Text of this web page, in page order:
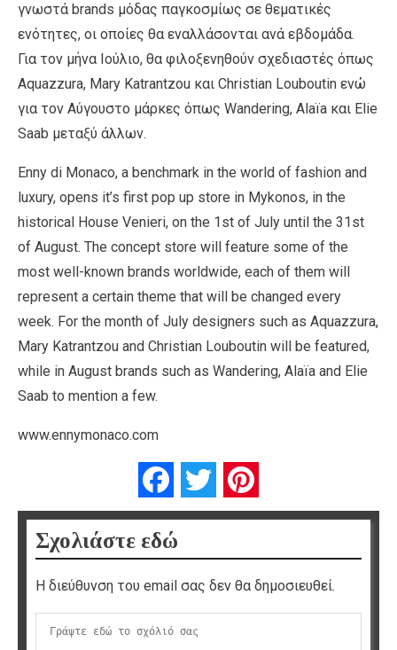
γνωστά brands μόδας παγκοσμίως σε θεματικές
ενότητες, οι οποίες θα εναλλάσονται ανά εβδομάδα.
Για τον μήνα Ιούλιο, θα φιλοξενηθούν σχεδιαστές όπως
Aquazzura, Mary Katrantzou και Christian Louboutin ενώ
για τον Αύγουστο μάρκες όπως Wandering, Alaïa και Elie
Saab μεταξύ άλλων.
Enny di Monaco, a benchmark in the world of fashion and
luxury, opens it’s first pop up store in Mykonos, in the
historical House Venieri, on the 1st of July until the 31st
of August. The concept store will feature some of the
most well-known brands worldwide, each of them will
represent a certain theme that will be changed every
week. For the month of July designers such as Aquazzura,
Mary Katrantzou and Christian Louboutin will be featured,
while in August brands such as Wandering, Alaïa and Elie
Saab to mention a few.
www.ennymonaco.com
FacebookTwitter
Σχολιάστε εδώ
Η διεύθυνση του email σας δεν θα δημοσιευθεί.